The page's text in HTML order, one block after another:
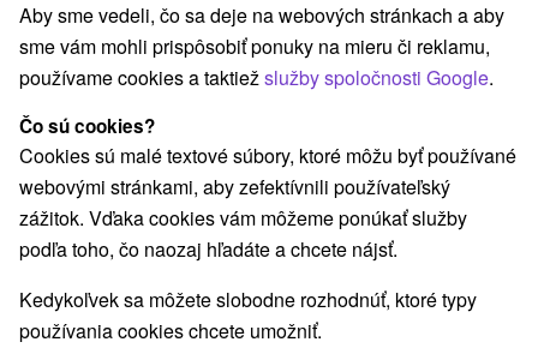
Kategórie
Všetky kategórie
Hotely(15) Hotely s bazénom(6)
Wellness hotely
Hotely na Slovensku pre rodiny s deťmi(7)
Vyberte lokalitu alebo termín
Obce a mesta
Jasná(9) Demänovská Dolina(1)
Aby sme vedeli, čo sa deje na webových stránkach a aby
sme vám mohli prispôsobiť ponuky na mieru či reklamu,
používame cookies a taktiežslužby spoločnosti Google.
Čo sú cookies?
Cookies sú malé textové súbory, ktoré môžu byť používané
webovými stránkami, aby zefektívnili používateľský
zážitok. Vďaka cookies vám môžeme ponúkať služby
podľa toho, čo naozaj hľadáte a chcete nájsť.
Kedykoľvek sa môžete slobodne rozhodnúť, ktoré typy
používania cookies chcete umožniť.